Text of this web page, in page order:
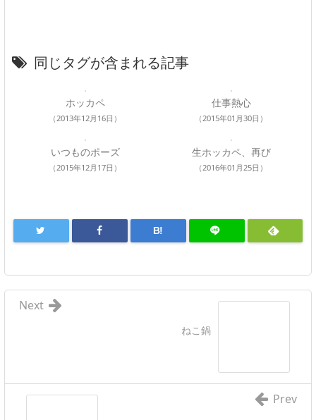
同じタグが含まれる記事
ホッカペ
（2013年12月16日）
仕事熱心
（2015年01月30日）
いつものポーズ
（2015年12月17日）
生ホッカペ、再び
（2016年01月25日）
B!
ねこ鍋
Next
Prev